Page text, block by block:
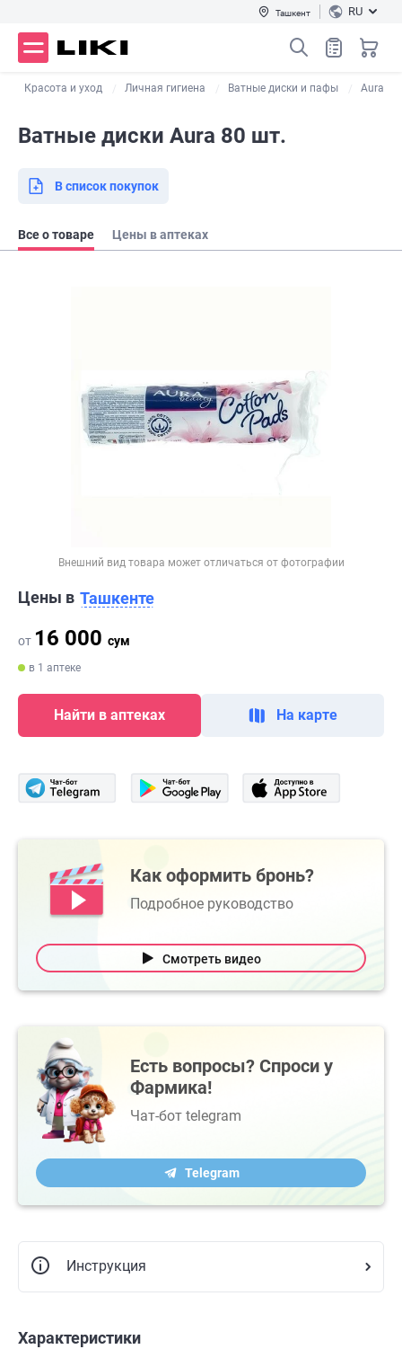
Ташкент RU
Красота и уход Личная гигиена Ватные диски и пафы Aura
Ватные диски Aura 80 шт.
В список покупок
Все о товаре Цены в аптеках
Внешний вид товара может отличаться от фотографии
Цены в Ташкенте
от 16 000 сум
в 1 аптеке
Найти в аптеках На карте
Как оформить бронь?
Подробное руководство
Смотреть видео
Есть вопросы? Спроси у
Фармика!
Чат-бот telegram
Telegram
Инструкция
Характеристики